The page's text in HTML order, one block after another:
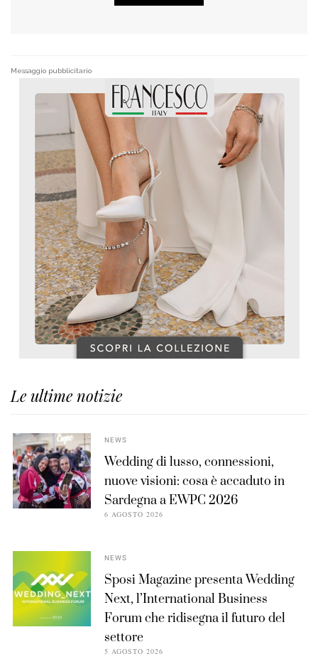
Messaggio pubblicitario
Le ultime notizie
NEWS
Wedding di lusso, connessioni,
nuove visioni: cosa è accaduto in
Sardegna a EWPC 2026
6 AGOSTO 2026
NEWS
Sposi Magazine presenta Wedding
Next, l’International Business
Forum che ridisegna il futuro del
settore
5 AGOSTO 2026